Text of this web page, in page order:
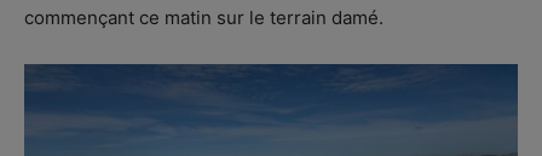
commençant ce matin sur le terrain damé.